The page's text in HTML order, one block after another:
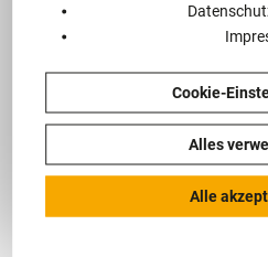
die Sie direkt
können.
Dieses Seminar
Geschäftsführer,
Führungskräfte
der
Cookie-
Alles
Alle